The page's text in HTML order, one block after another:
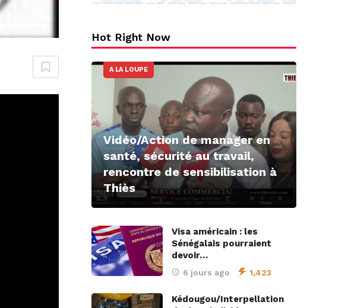
Hot Right Now
A LA LOUPE
Vidéo/Action de manager en
santé, sécurité au travail,
rencontre de sensibilisation à
Thiès
Visa américain : les
Sénégalais pourraient
devoir…
6 jours ago 1,423
Kédougou/Interpellation